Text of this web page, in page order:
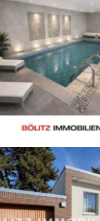
Räume zur
Linker Hand
mit edlem
sowie direkt
Terrasse mit
offen
ein
und moderner